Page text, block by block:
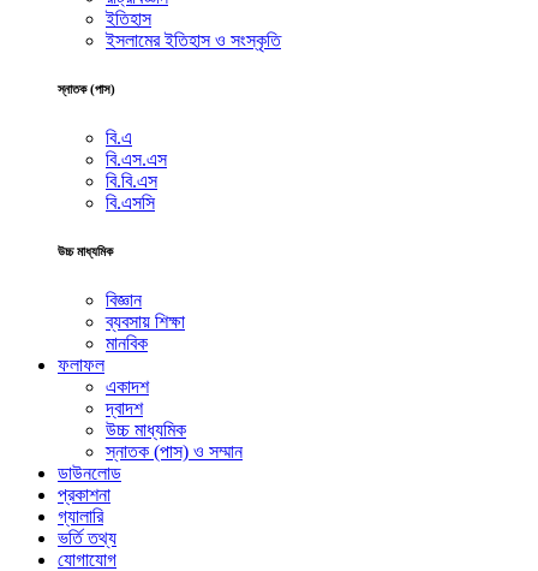
ইতিহাস
ইসলামের ইতিহাস ও সংস্কৃতি
স্নাতক (পাস)
বি.এ
বি.এস.এস
বি.বি.এস
বি.এসসি
উচ্চ মাধ্যমিক
বিজ্ঞান
ব্যবসায় শিক্ষা
মানবিক
ফলাফল
একাদশ
দ্বাদশ
উচ্চ মাধ্যমিক
স্নাতক (পাস) ও সম্মান
ডাউনলোড
প্রকাশনা
গ্যালারি
ভর্তি তথ্য
যোগাযোগ